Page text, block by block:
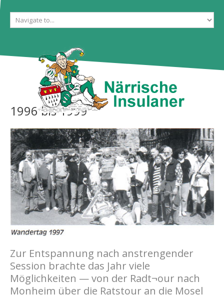
Start
Galerien
Ehrentanzgarde
Aktuelles
Tickets
1996 bis1999
Zur Entspannung nach anstrengender
Session brachte das Jahr viele
Möglichkeiten — von der Radt¬our nach
Monheim über die Ratstour an die Mosel